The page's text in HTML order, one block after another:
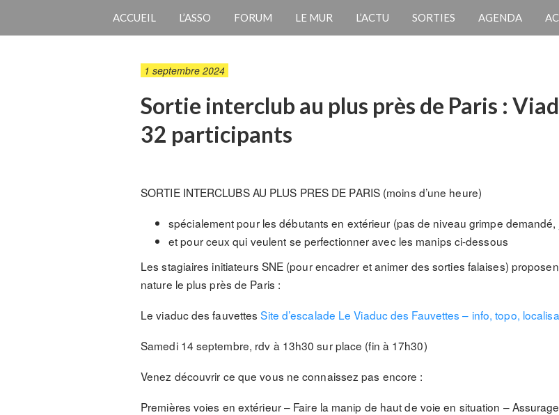
ACCUEIL L’ASSO FORUM LE MUR L’ACTU SORTIES AGENDA
1 septembre 2024
Sortie interclub au plus près de Paris :
32 participants
SORTIE INTERCLUBS AU PLUS PRES DE PARIS (moins d’une heure)
spécialement pour les débutants en extérieur (pas de niveau grimpe
et pour ceux qui veulent se perfectionner avec les manips ci-dessous
Les stagiaires initiateurs SNE (pour encadrer et animer des sorties falaises)
nature le plus près de Paris :
Le viaduc des fauvettesSite d’escalade Le Viaduc des Fauvettes – info, topo,
Samedi 14 septembre, rdv à 13h30 sur place (fin à 17h30)
Venez découvrir ce que vous ne connaissez pas encore :
Premières voies en extérieur – Faire la manip de haut de voie en situation –